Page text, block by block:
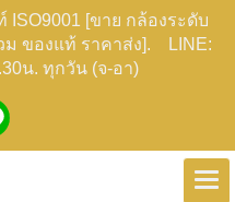
[ขาย กล้องระดับ
ม ของแท้ ราคาส่ง]. LINE:
น. ทุกวัน (จ-อา)